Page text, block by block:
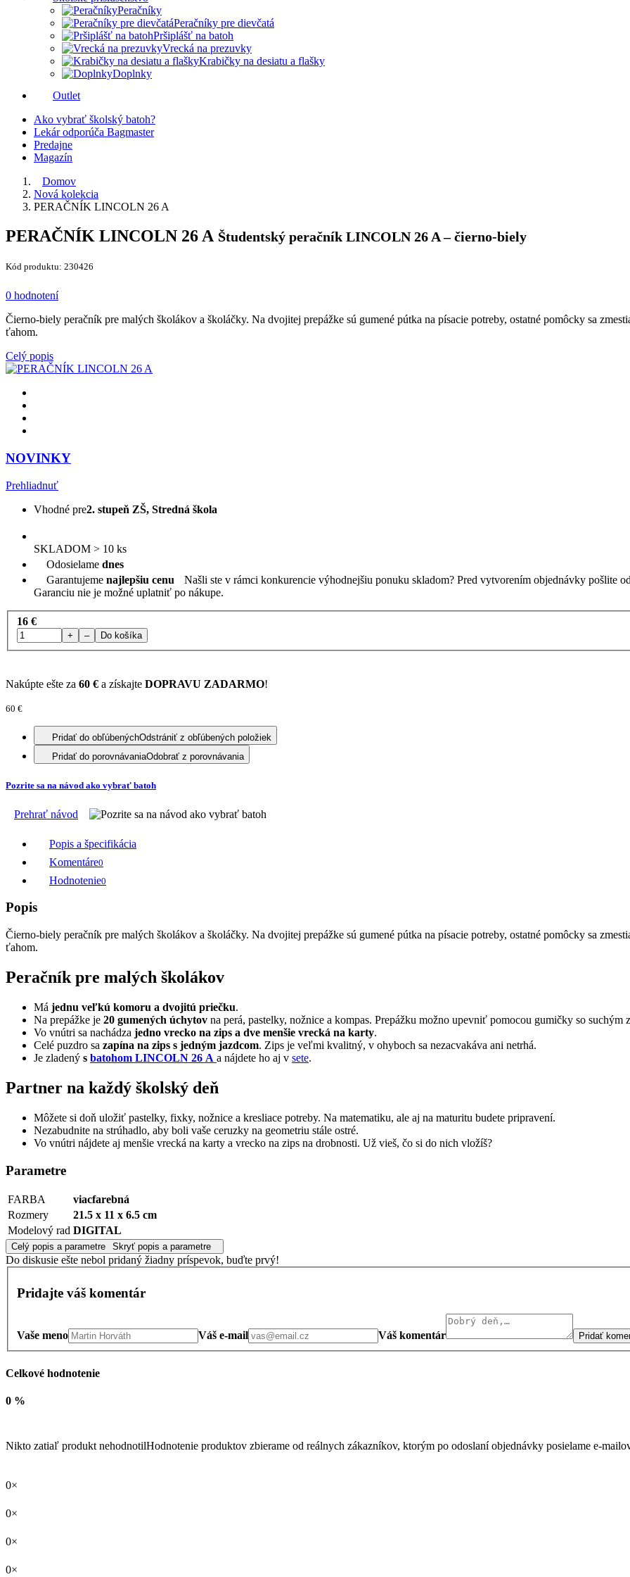
Peračníky
Peračníky pre dievčatá
Pršiplášť na batoh
Vrecká na prezuvky
Krabičky na desiatu a flašky
Doplnky
Outlet
Ako vybrať školský batoh?
Lekár odporúča Bagmaster
Predajne
Magazín
Domov
Nová kolekcia
PERAČNÍK LINCOLN 26 A
PERAČNÍK LINCOLN 26 A Študentský peračník LINCOLN 26 A – čierno-biely
Kód produktu: 230426
0 hodnotení
Čierno-biely peračník pre malých školákov a školáčky. Na dvojitej prepážke sú gumené pútka na písacie potreby, ostatné pomôcky sa
ťahom.
Celý popis
NOVINKY
Prehliadnuť
Vhodné pre2. stupeň ZŠ, Stredná škola
SKLADOM > 10 ks
Odosielame dnes
Garantujeme najlepšiu cenu Našli ste v rámci konkurencie výhodnejšiu ponuku skladom? Pred vytvorením objednávky pošlite
Garanciu nie je možné uplatniť po nákupe.
16 €
+ – Do košíka
Nakúpte ešte za 60 € a získajte DOPRAVU ZADARMO!
60 €
Pridať do obľúbenýchOdstrániť z obľúbených položiek
Pridať do porovnávaniaOdobrať z porovnávania
Pozrite sa na návod ako vybrať batoh
Prehrať návod
Popis a špecifikácia
Komentáre0
Hodnotenie0
Popis
Čierno-biely peračník pre malých školákov a školáčky. Na dvojitej prepážke sú gumené pútka na písacie potreby, ostatné pomôcky sa
ťahom.
Peračník pre malých školákov
Má jednu veľkú komoru a dvojitú priečku.
Na prepážke je 20 gumených úchytov na perá, pastelky, nožnice a kompas. Prepážku možno upevniť pomocou gumičky so suchým
Vo vnútri sa nachádza jedno vrecko na zips a dve menšie vrecká na karty.
Celé puzdro sa zapína na zips s jedným jazdcom. Zips je veľmi kvalitný, v ohyboch sa nezacvakáva ani netrhá.
Je zladený s batohom LINCOLN 26 A a nájdete ho aj v sete.
Partner na každý školský deň
Môžete si doň uložiť pastelky, fixky, nožnice a kresliace potreby. Na matematiku, ale aj na maturitu budete pripravení.
Nezabudnite na strúhadlo, aby boli vaše ceruzky na geometriu stále ostré.
Vo vnútri nájdete aj menšie vrecká na karty a vrecko na zips na drobnosti. Už vieš, čo si do nich vložíš?
Parametre
FARBA
viacfarebná
Rozmery
21.5 x 11 x 6.5 cm
Modelový rad DIGITAL
Celý popis a parametre Skryť popis a parametre
Do diskusie ešte nebol pridaný žiadny príspevok, buďte prvý!
Pridajte váš komentár
Vaše meno Váš e-mail Váš komentár Pridať
Celkové hodnotenie
0 %
Nikto zatiaľ produkt nehodnotilHodnotenie produktov zbierame od reálnych zákazníkov, ktorým po odoslaní objednávky posielame e-
0×
0×
0×
0×